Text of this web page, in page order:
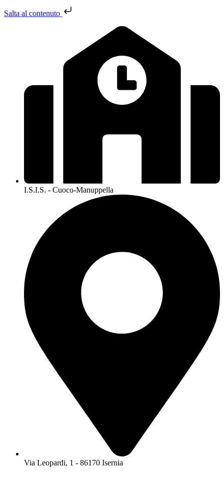
Salta al contenuto
I.S.I.S. - Cuoco-Manuppella
Via Leopardi, 1 - 86170 Isernia